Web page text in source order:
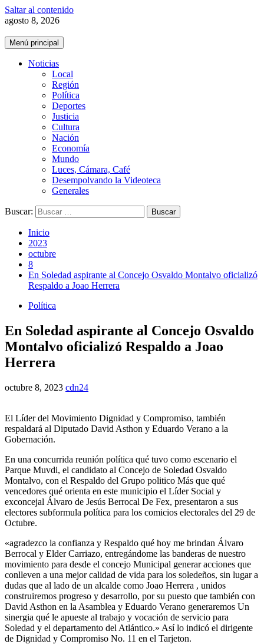
Saltar al contenido
agosto 8, 2026
Menú principal
Noticias
Local
Región
Política
Deportes
Justicia
Cultura
Nación
Economía
Mundo
Luces, Cámara, Café
Desempolvando la Videoteca
Generales
Buscar:
Inicio
2023
octubre
8
En Soledad aspirante al Concejo Osvaldo Montalvo oficializó
Respaldo a Joao Herrera
Política
En Soledad aspirante al Concejo Osvaldo
Montalvo oficializó Respaldo a Joao
Herrera
octubre 8, 2023 cdn24
El Líder del Movimiento Dignidad y Compromiso, también
respaldará al Diputado David Asthon y Eduardo Verano a la
Gobernación.
En una concurrida reunión política qué tuvo como escenario el
Parque Muvdi, el candidato al Concejo de Soledad Osvaldo
Montalvo, con el Respaldo del Grupo politico Más que qué
vencedores qué orienta en este municipio el Líder Social y
exconcejal Álvaro de Jesús Berrocal De Fex, presentaron a sus
electores subformula política para los comicios electorales del 29 de
Octubre.
«agradezco la confianza y Respaldo qué hoy me brindan Álvaro
Berrocal y Elder Carriazo, entregándome las banderas de nuestro
movimiento para desde el concejo Municipal generar acciones que
conlleven a una mejor calidad de vida para los soledeños, sin lugar a
dudas que al lado de un alcalde como Joao Herrera , unidos
construiremos progreso y desarrollo, por su puesto que también con
David Asthon en la Asamblea y Eduardo Verano generaremos Un
sinergia qué le apueste al trabajo y vocación de servicio para
Soledad y el departamento del Atlántico.» Así lo indicó el dirigente
de Dignidad y Compromiso No. 11 en el Tarjeton.